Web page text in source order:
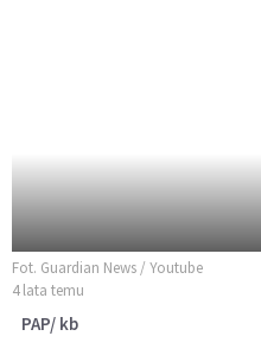
Fot. Guardian News / Youtube
4 lata temu
PAP/ kb